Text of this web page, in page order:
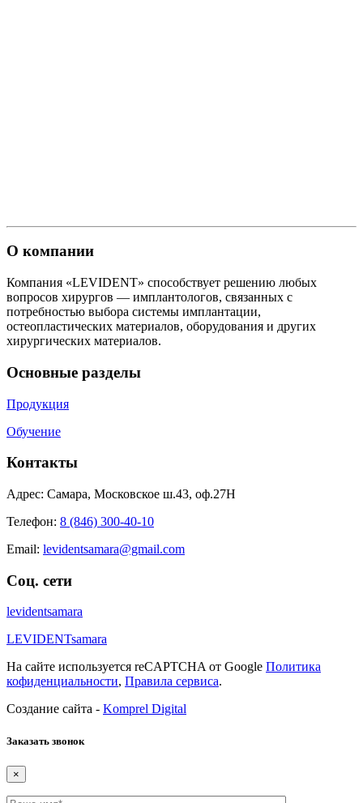
О компании
Компания «LEVIDENT» способствует решению любых
вопросов хирургов — имплантологов, связанных с
потребностью выбора системы имплантации,
остеопластических материалов, оборудования и других
хирургических материалов.
Основные разделы
Продукция
Обучение
Контакты
Адрес: Самара, Московское ш.43, оф.27Н
Телефон: 8 (846) 300-40-10
Email: levidentsamara@gmail.com
Соц. сети
levidentsamara
LEVIDENTsamara
На сайте используется reCAPTCHA от Google Политика
кофиденциальности, Правила сервиса.
Создание сайта - Komprel Digital
Заказать звонок
×